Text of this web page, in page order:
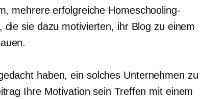
mehrere erfolgreiche Homeschooling-
die sie dazu motivierten, ihr Blog zu einem
haben, ein solches Unternehmen zu
Ihre Motivation sein Treffen mit einem